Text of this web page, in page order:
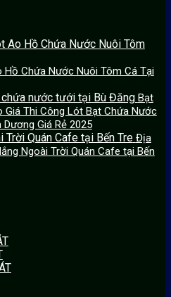
Hồ Chứa Nước Nuôi Tôm Cá Tại
Bạt
Giá Thi Công Lót Bạt Chứa Nước
Giá Rẻ 2025
Địa
Ngoài Trời Quán Cafe tại Bến